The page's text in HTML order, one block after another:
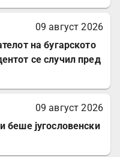
09 август 2026
на бугарското
се случил пред
09 август 2026
југословенски